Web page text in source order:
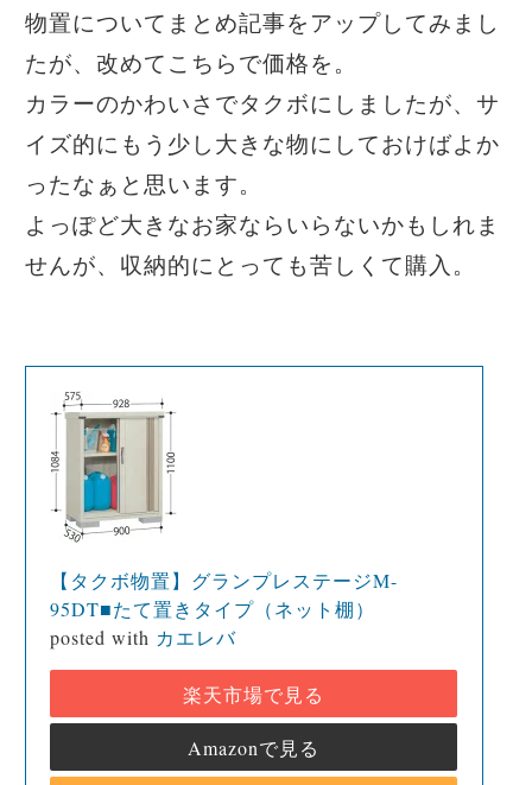
物置についてまとめ記事をアップしてみまし
たが、改めてこちらで価格を。
カラーのかわいさでタクボにしましたが、サ
イズ的にもう少し大きな物にしておけばよか
ったなぁと思います。
よっぽど大きなお家ならいらないかもしれま
せんが、収納的にとっても苦しくて購入。
【タクボ物置】グランプレステージM-
95DT■たて置きタイプ（ネット棚）
posted with カエレバ
楽天市場で見る
Amazonで見る